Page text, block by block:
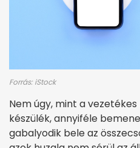
Forrás: iStock
Nem úgy, mint a
készülék, annyiféle
gabalyodik bele az